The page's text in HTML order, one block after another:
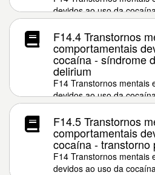
devidos ao uso da
F14.4 Transtornos
comportamentais
cocaína - síndrome
delirium
F14 Transtornos mentais
devidos ao uso da
F14.5 Transtornos
comportamentais
cocaína - transtorno
F14 Transtornos mentais
devidos ao uso da